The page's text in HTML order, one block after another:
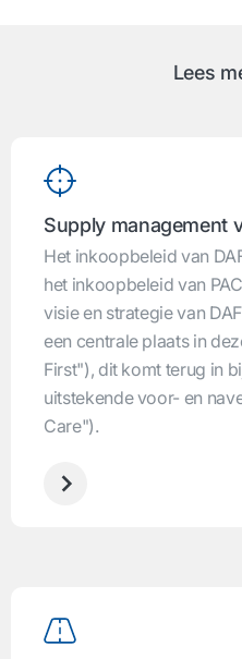
Lees
Supply management
Het inkoopbeleid van
het inkoopbeleid van
visie en strategie van
een centrale plaats in
First"), dit komt terug in
uitstekende voor- en
Care").